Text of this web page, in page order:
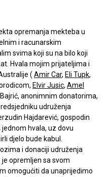
opremanja mekteba u
i racunarskim
svima koji su na bilo koji
Hvala mojim prijateljima i
( Amir Car, Eli Tupk,
Elvir Jusic, Amel
anonimnim donatorima,
udruženja
Hajdarević, gospodin
hvala, uz dovu
djelo bude kabul.
i donaciji udruženja
opremljen sa svom
omogućiti da unaprijedimo